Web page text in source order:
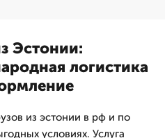
Эстонии:
логистика
из эстонии в рф и по
условиях. Услуга